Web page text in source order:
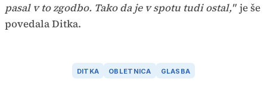
pasal v to zgodbo. Tako da je v spotu tudi ostal," je še
povedala Ditka.
DITKA OBLETNICA GLASBA